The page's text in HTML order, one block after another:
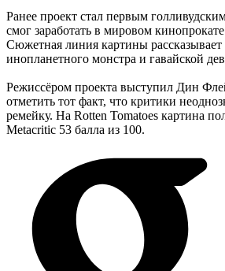
Ранее проект стал первым
смог заработать в мировом
Сюжетная линия картины
инопланетного монстра и гавайской
Режиссёром проекта выступил Дин
отметить тот факт, что критики
ремейку. На Rotten Tomatoes картина
Metacritic 53 балла из 100.